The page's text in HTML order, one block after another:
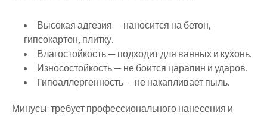
Высокая адгезия — наносится на бетон,
гипсокартон, плитку.
Влагостойкость — подходит для ванных и кухонь.
Износостойкость — не боится царапин и ударов.
Гипоаллергенность — не накапливает пыль.
Минусы: требует профессионального нанесения и